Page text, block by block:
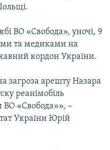
ВО «Свобода», уночі, 9
та медиками на
кордон України.
загроза арешту Назара
реанімобіль
ВО «Свобода»», −
України Юрій